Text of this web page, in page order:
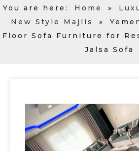
You are here: Home »
New Style Majlis
»
Floor Sofa Furniture for
Jalsa Sofa